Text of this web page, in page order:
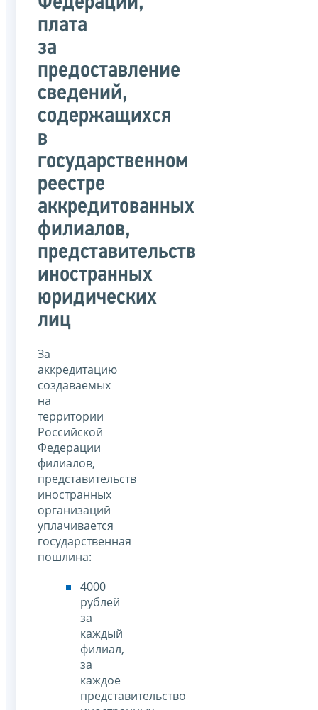
плата
за
предоставление
сведений,
содержащихся
в
государственном
реестре
аккредитованных
филиалов,
представительств
иностранных
юридических
лиц
За
аккредитацию
создаваемых
на
территории
Российской
Федерации
филиалов,
представительств
иностранных
организаций
уплачивается
государственная
пошлина:
4000
рублей
за
каждый
филиал,
за
каждое
представительство